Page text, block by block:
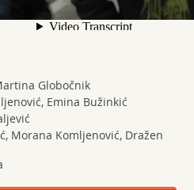
Globočnik
Emina Bužinkić
Morana Komljenović, Dražen